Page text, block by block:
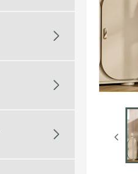


